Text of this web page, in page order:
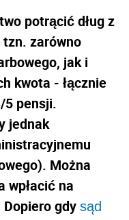
potrącić dług z
zarówno
jak i
kwota - łącznie
5 pensji.
jednak
Można
wpłacić na
gdy sąd